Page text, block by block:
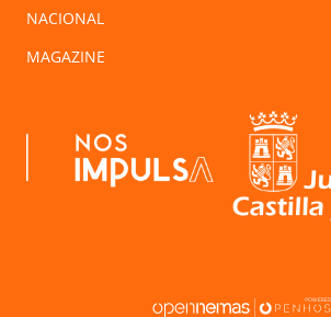
NACIONAL
MAGAZINE